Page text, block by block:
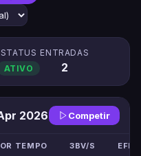
STATUS
ATIVO
ENTRADAS
2
2026 Competir
TEMPO 3BV/S